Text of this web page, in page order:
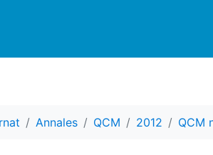
Annales QCM 2012 QCM